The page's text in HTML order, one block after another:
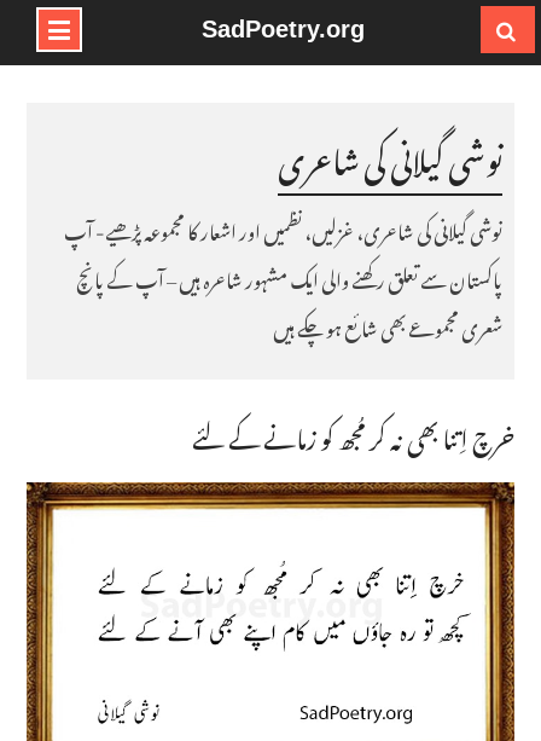
Skip
SadPoetry.org
نوشی گیلانی کی شاعری
نوشی گیلانی کی شاعری، غزلیں، نظمیں اور اشعار کا مجموعہ پڑھیے- آپ
پاکستان سے تعلق رکھنے والی ایک مشہور شاعرہ ہیں – آپ کے پانچ
شعری مجموعے بھی شائع ہو چکے ہیں
خرچ اِتنا بھی نہ کر مُجھ کو زمانے کے لئے